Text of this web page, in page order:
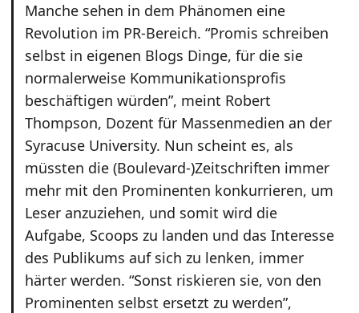
Manche sehen in dem Phänomen eine
Revolution im PR-Bereich. “Promis schreiben
selbst in eigenen Blogs Dinge, für die sie
normalerweise Kommunikationsprofis
beschäftigen würden”, meint Robert
Thompson, Dozent für Massenmedien an der
Syracuse University. Nun scheint es, als
müssten die (Boulevard-)Zeitschriften immer
mehr mit den Prominenten konkurrieren, um
Leser anzuziehen, und somit wird die
Aufgabe, Scoops zu landen und das Interesse
des Publikums auf sich zu lenken, immer
härter werden. “Sonst riskieren sie, von den
Prominenten selbst ersetzt zu werden”,